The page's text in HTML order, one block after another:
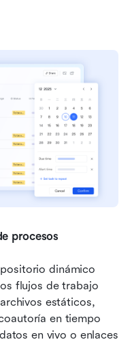
procesos
dinámico
flujos de trabajo
estáticos,
en tiempo
en vivo o enlaces